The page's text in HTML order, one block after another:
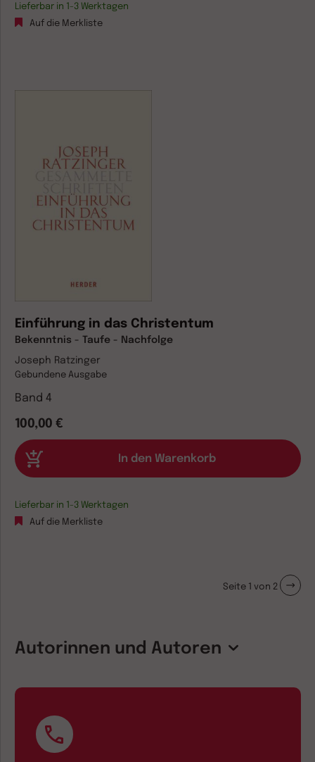
Lieferbar in 1-3 Werktagen
Auf die Merkliste
Einführung in das Christentum
Bekenntnis - Taufe - Nachfolge
Joseph Ratzinger
Gebundene Ausgabe
Band 4
100,00 €
Lieferbar in 1-3 Werktagen
Auf die Merkliste
Seite 1 von 2
Autorinnen und Autoren